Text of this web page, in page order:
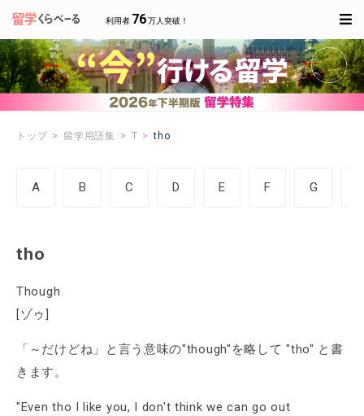
利用者 76万人突破！
トップ 留学用語集 T tho
A B C D E F G
tho
Though
[ゾゥ]
「～だけどね」と言う意味の"though"を略して "tho" と書
きます。
"Even tho I like you, I don't think we can go out